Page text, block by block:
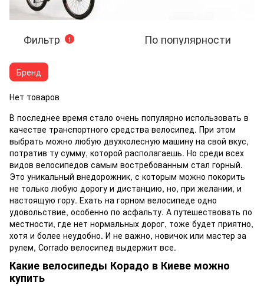
Фильтр 1 По популярности
Бренд
Нет товаров
В последнее время стало очень популярно использовать в
качестве транспортного средства велосипед. При этом
выбрать можно любую двухколесную машину на свой вкус,
потратив ту сумму, которой располагаешь. Но среди всех
видов велосипедов самым востребованным стал горный.
Это уникальный внедорожник, с которым можно покорить
не только любую дорогу и дистанцию, но, при желании, и
настоящую гору. Ехать на горном велосипеде одно
удовольствие, особенно по асфальту. А путешествовать по
местности, где нет нормальных дорог, тоже будет приятно,
хотя и более неудобно. И не важно, новичок или мастер за
рулем, Сorrado велосипед выдержит все.
Какие велосипеды Корадо в Киеве можно
купить